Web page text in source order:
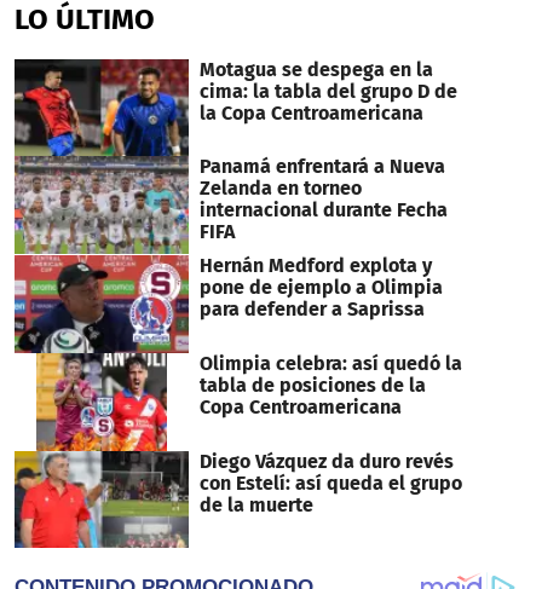
LO ÚLTIMO
Motagua se despega en la
cima: la tabla del grupo D de
la Copa Centroamericana
Panamá enfrentará a Nueva
Zelanda en torneo
internacional durante Fecha
FIFA
Hernán Medford explota y
pone de ejemplo a Olimpia
para defender a Saprissa
Olimpia celebra: así quedó la
tabla de posiciones de la
Copa Centroamericana
Diego Vázquez da duro revés
con Estelí: así queda el grupo
de la muerte